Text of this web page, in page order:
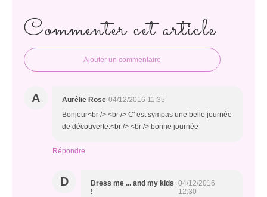
Commenter cet article
Ajouter un commentaire
A Aurélie Rose 04/12/2016 11:35
Bonjour<br /> <br /> C' est sympas une belle journée
de découverte.<br /> <br /> bonne journée
Répondre
D
Dress me ... and my kids
!
04/12/2016
12:30